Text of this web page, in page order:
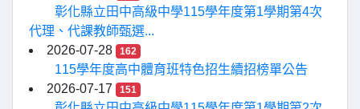
彰化縣立田中高級中學115學年度第1學期第4次
代理、代課教師甄選...
2026-07-28
162
115學年度高中體育班特色招生續招榜單公告
2026-07-17
151